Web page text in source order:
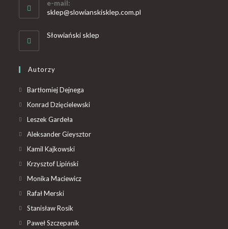
e-mail:
sklep@slowianskisklep.com.pl
Słowiański sklep
Autorzy
Bartłomiej Dejnega
Konrad Dzięcielewski
Leszek Gardeła
Aleksander Gieysztor
Kamil Kajkowski
Krzysztof Lipiński
Monika Maciewicz
Rafał Merski
Stanisław Rosik
Paweł Szczepanik